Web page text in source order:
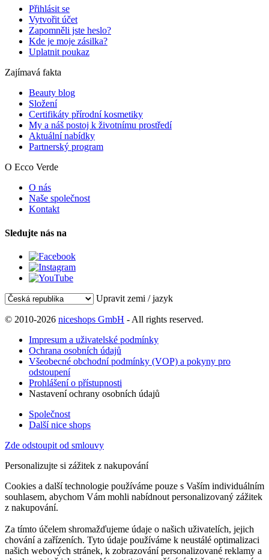
Přihlásit se
Vytvořit účet
Zapomněli jste heslo?
Kde je moje zásilka?
Uplatnit poukaz
Zajímavá fakta
Beauty blog
Složení
Certifikáty přírodní kosmetiky
My a náš postoj k životnímu prostředí
Aktuální nabídky
Partnerský program
O Ecco Verde
O nás
Naše společnost
Kontakt
Sledujte nás na
Upravit zemi / jazyk
© 2010-2026 niceshops GmbH - All rights reserved.
Impresum a uživatelské podmínky
Ochrana osobních údajů
Všeobecné obchodní podmínky (VOP) a pokyny pro
odstoupení
Prohlášení o přístupnosti
Nastavení ochrany osobních údajů
Společnost
Další nice shops
Zde odstoupit od smlouvy
Personalizujte si zážitek z nakupování
Cookies a další technologie používáme pouze s Vaším individuálním
souhlasem, abychom Vám mohli nabídnout personalizovaný zážitek
z nakupování.
Za tímto účelem shromažďujeme údaje o našich uživatelích, jejich
chování a zařízeních. Tyto údaje používáme k neustálé optimalizaci
našich webových stránek, k zobrazování personalizované reklamy a